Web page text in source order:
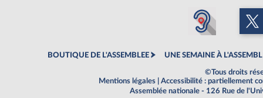
BOUTIQUE DE L'ASSEMBLEE UNE SEMAINE À
©Tous droits
Mentions légales
Accessibilité : partiellement
Assemblée nationale - 126 Rue de